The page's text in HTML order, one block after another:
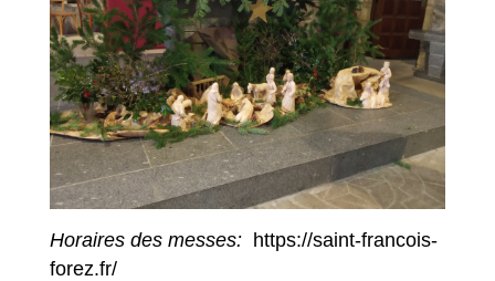
Horaires des messes: https://saint-francois-
forez.fr/